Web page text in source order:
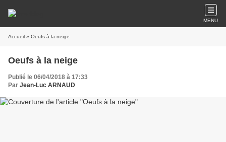
MENU
Accueil » Oeufs à la neige
Oeufs à la neige
Publié le 06/04/2018 à 17:33
Par Jean-Luc ARNAUD